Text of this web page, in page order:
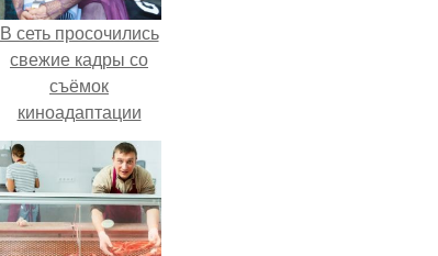
В сеть просочились
свежие кадры со
съёмок
киноадаптации
"Рапунцель", и всё
внимание
моментально
оказалось
приковано к Тиган